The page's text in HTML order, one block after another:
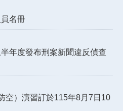
名冊
年度發布刑案新聞違反偵查
空）演習訂於115年8月7日10